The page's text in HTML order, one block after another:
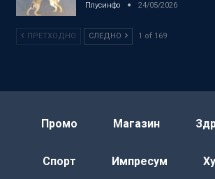
Плусинфо 24/05/2026
ПРЕТХОДНО СЛЕДНО 1 of 169
Промо Магазин
Спорт Импресум